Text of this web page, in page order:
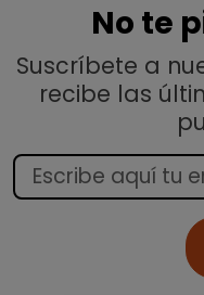
No te
Suscríbete a
recibe las